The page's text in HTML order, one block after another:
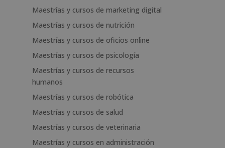
Maestrías y cursos de marketing digital
Maestrías y cursos de nutrición
Maestrías y cursos de oficios online
Maestrías y cursos de psicología
Maestrías y cursos de recursos
humanos
Maestrías y cursos de robótica
Maestrías y cursos de salud
Maestrías y cursos de veterinaria
Maestrías y cursos en administración